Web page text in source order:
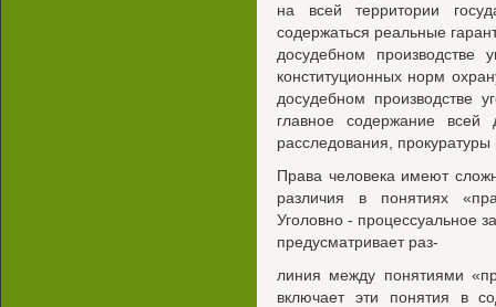
на всей территории
содержаться реальные
досудебном производстве
конституционных норм
досудебном производстве
главное содержание всей
расследования, прокуратуры
Права человека имеют
различия в понятиях
Уголовно - процессуальное
предусматривает раз-
линия между понятиями
включает эти понятия в